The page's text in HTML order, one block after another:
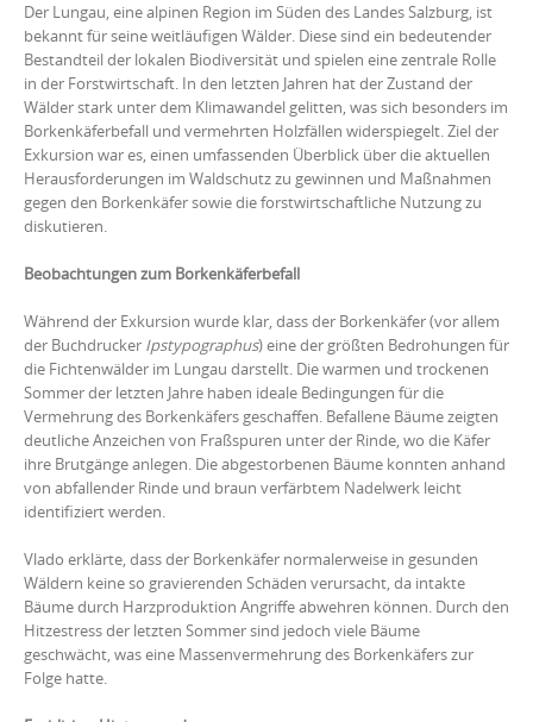
Der Lungau, eine alpinen Region im Süden des Landes Salzburg, ist
bekannt für seine weitläufigen Wälder. Diese sind ein bedeutender
Bestandteil der lokalen Biodiversität und spielen eine zentrale Rolle
in der Forstwirtschaft. In den letzten Jahren hat der Zustand der
Wälder stark unter dem Klimawandel gelitten, was sich besonders im
Borkenkäferbefall und vermehrten Holzfällen widerspiegelt. Ziel der
Exkursion war es, einen umfassenden Überblick über die aktuellen
Herausforderungen im Waldschutz zu gewinnen und Maßnahmen
gegen den Borkenkäfer sowie die forstwirtschaftliche Nutzung zu
diskutieren.
Beobachtungenzum Borkenkäferbefall
Während der Exkursion wurde klar, dass der Borkenkäfer (vor allem
der Buchdrucker Ipstypographus) eine der größten Bedrohungen für
die Fichtenwälder im Lungau darstellt. Die warmen und trockenen
Sommer der letzten Jahre haben ideale Bedingungen für die
Vermehrung des Borkenkäfers geschaffen. Befallene Bäume zeigten
deutliche Anzeichen von Fraßspuren unter der Rinde, wo die Käfer
ihre Brutgänge anlegen. Die abgestorbenen Bäume konnten anhand
von abfallender Rinde und braun verfärbtem Nadelwerk leicht
identifiziert werden.
Vlado erklärte, dass der Borkenkäfer normalerweise in gesunden
Wäldern keine so gravierenden Schäden verursacht, da intakte
Bäume durch Harzproduktion Angriffe abwehren können. Durch den
Hitzestress der letzten Sommer sind jedoch viele Bäume
geschwächt, was eine Massenvermehrung des Borkenkäfers zur
Folge hatte.